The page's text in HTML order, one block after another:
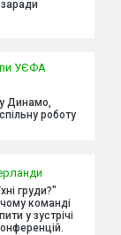
УЄФА
Динамо,
роботу
груди?"
команді
у зустрічі